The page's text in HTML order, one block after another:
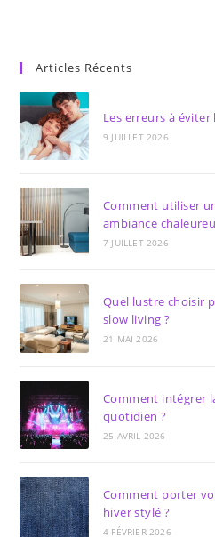
Articles Récents
Les erreurs à
9 JUILLET 2026
Comment utiliser
ambiance
7 JUILLET 2026
Quel lustre choisir
slow living ?
21 MAI 2026
Comment intégrer
quotidien ?
25 AVRIL 2026
Comment porter
hiver stylé ?
4 FÉVRIER 2026